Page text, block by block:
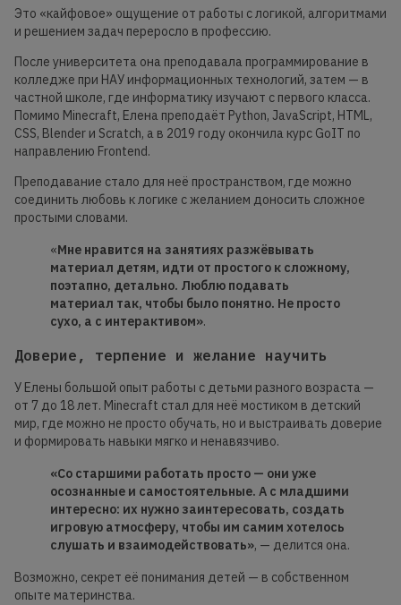
Это «кайфовое» ощущение от работы с логикой, алгоритмами
и решением задач переросло в профессию.
После университета она преподавала программирование в
колледже при НАУ информационных технологий, затем — в
частной школе, где информатику изучают с первого класса.
Помимо Minecraft, Елена преподаёт Python, JavaScript, HTML,
CSS, Blender и Scratch, а в 2019 году окончила курс GoIT по
направлению Frontend.
Преподавание стало для неё пространством, где можно
соединить любовь к логике с желанием доносить сложное
простыми словами.
«Мне нравится на занятиях разжёвывать
материал детям, идти от простого к сложному,
поэтапно, детально. Люблю подавать
материал так, чтобы было понятно. Не просто
сухо, а с интерактивом».
Доверие, терпение и желание научить
У Елены большой опыт работы с детьми разного возраста —
от 7 до 18 лет. Minecraft стал для неё мостиком в детский
мир, где можно не просто обучать, но и выстраивать доверие
и формировать навыки мягко и ненавязчиво.
«Со старшими работать просто — они уже
осознанные и самостоятельные. А с младшими
интересно: их нужно заинтересовать, создать
игровую атмосферу, чтобы им самим хотелось
слушать и взаимодействовать», — делится она.
Возможно, секрет её понимания детей — в собственном
опыте материнства.